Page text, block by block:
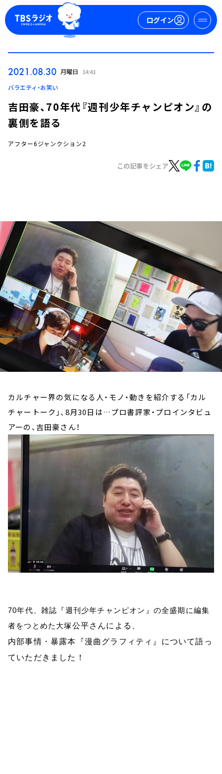
ログイン
ログイン
お知らせ
イベント・グッズ
YouTube
会社情報
2021.08.30 月曜日 14:41
バラエティ・お笑い
吉田豪、70年代『週刊少年チャンピオン』の
裏側を語る
アフター6ジャンクション2
この記事をシェア
カルチャー界の気になる人・モノ・動きを紹介する「カル
チャートーク」、8月30日は…プロ書評家・プロインタビュ
アーの、吉田豪さん！
70年代、雑誌『週刊少年チャンピオン』の全盛期に編集
者をつとめた 大塚公平さんによる、
内部事情・暴露本『漫曲グラフィティ』について語っ
ていただきました！